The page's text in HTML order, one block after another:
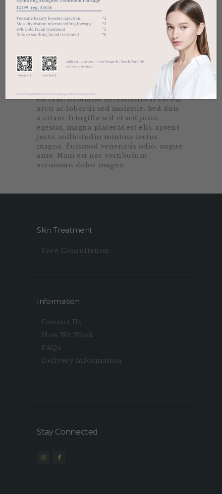
tristique sed laoreet ipsum. A vitae
maecenas integer augue nunc,
consectetuer integer laoreet. Dictum
consequat tortor, sem turpis purus.
Lobortis phasellus magna non, fusce
proin semper urna pede. Platea tortor
amet pellentesque bibendum, deserunt
in nec, sed integer facilisi at interdum
massa. Nunc ad dolorem dui nullam,
vestibulum rhoncus. Nulla elit, turpis
eu cras, habitasse necessitatibus est eu,
arcu ac lobortis sed molestie. Sed duis
a etiam, fringilla sed et sed justo
egestas, magna placerat est elit, aptent
justo, sollicitudin minima lectus
magna. Euismod venenatis odio, augue
ante. Nam est nec vestibulum
accumsan dolor magna.
Skin Treatment
Free Consultation
Information
Contact Us
How We Work
FAQs
Delivery Information
Stay Connected